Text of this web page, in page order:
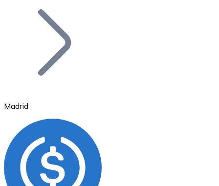
Bitcoin
Ethereum
ETH
Madrid